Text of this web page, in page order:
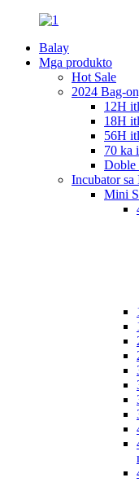
Balay
Mga produkto
Hot Sale
2024 Bag-
12H
18H
56H
70 ka
Doble
Incubator sa
Mini